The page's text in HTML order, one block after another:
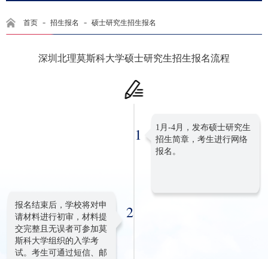
首页 - 招生报名 - 硕士研究生招生报名
深圳北理莫斯科大学硕士研究生招生报名流程
报名结束后，学校将对申
请材料进行初审，材料提
交完整且无误者可参加莫
斯科大学组织的入学考
试。考生可通过短信、邮
2
1月-4月，发布硕士研究生
招生简章，考生进行网络
报名。
1